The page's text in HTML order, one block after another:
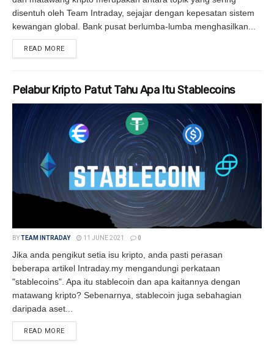
disentuh oleh Team Intraday, sejajar dengan kepesatan sistem
kewangan global. Bank pusat berlumba-lumba menghasilkan...
READ MORE
Pelabur Kripto Patut Tahu Apa Itu Stablecoins
BYTEAM INTRADAY 11 JUNE 2021 0
Jika anda pengikut setia isu kripto, anda pasti perasan
beberapa artikel Intraday.my mengandungi perkataan
"stablecoins". Apa itu stablecoin dan apa kaitannya dengan
matawang kripto? Sebenarnya, stablecoin juga sebahagian
daripada aset...
READ MORE